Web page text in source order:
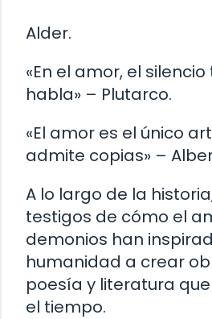
Alder.
«En el amor, el
habla» – Plutarco.
«El amor es el único
admite copias» –
A lo largo de la
testigos de cómo el
demonios han
humanidad a crear
poesía y literatura
el tiempo.